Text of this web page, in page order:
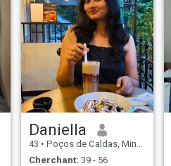
Daniella
43 • Poços de Caldas, Minas Gerais, Brésil
Cherchant: 39 - 56